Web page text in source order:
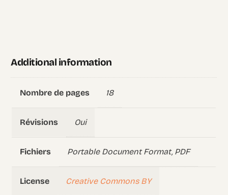
Additional information
Nombre de pages 18
Révisions Oui
Fichiers Portable Document Format, PDF
License Creative Commons BY